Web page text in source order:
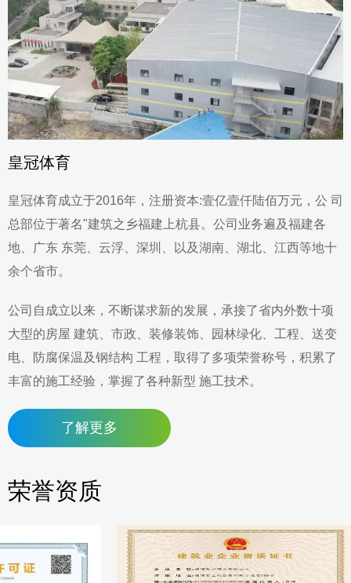
皇冠体育
皇冠体育成立于2016年，注册资本:壹亿壹仟陆佰万元，公 司
总部位于著名"建筑之乡福建上杭县。公司业务遍及福建各
地、广东 东莞、云浮、深圳、以及湖南、湖北、江西等地十
余个省市。
公司自成立以来，不断谋求新的发展，承接了省内外数十项
大型的房屋 建筑、市政、装修装饰、园林绿化、工程、送变
电、防腐保温及钢结构 工程，取得了多项荣誉称号，积累了
丰富的施工经验，掌握了各种新型 施工技术。
了解更多
荣誉资质